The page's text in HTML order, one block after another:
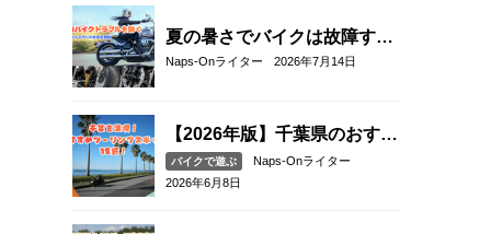
夏の暑さでバイクは故障す
る？起こりやすいトラブルと
Naps-Onライター 2026年7月14日
【2026年版】千葉県のおすす
めツーリングスポット15選｜
海沿い・絶景・ワインディン
バイクで遊ぶ
Naps-Onライター
2026年6月8日